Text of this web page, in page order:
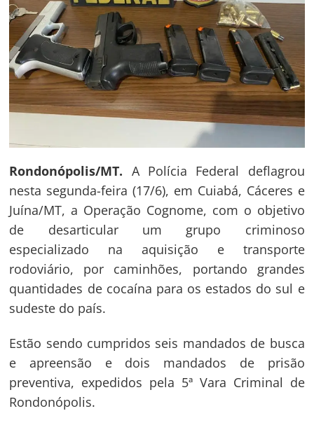
Rondonópolis/MT. A Polícia Federal deflagrou
nesta segunda-feira (17/6), em Cuiabá, Cáceres e
Juína/MT, a Operação Cognome, com o objetivo
de desarticular um grupo criminoso
especializado na aquisição e transporte
rodoviário, por caminhões, portando grandes
quantidades de cocaína para os estados do sul e
sudeste do país.
Estão sendo cumpridos seis mandados de busca
e apreensão e dois mandados de prisão
preventiva, expedidos pela 5ª Vara Criminal de
Rondonópolis.